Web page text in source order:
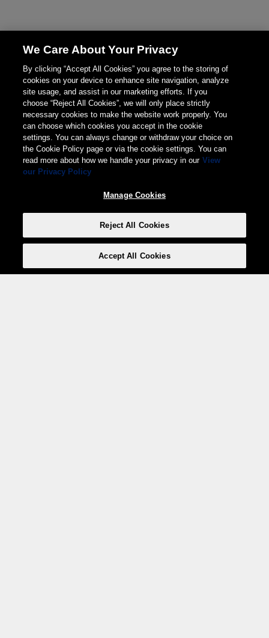
We Care About Your Privacy
By clicking “Accept All Cookies” you agree to the storing of
cookies on your device to enhance site navigation, analyze
site usage, and assist in our marketing efforts. If you
choose “Reject All Cookies”, we will only place strictly
necessary cookies to make the website work properly. You
can choose which cookies you accept in the cookie
settings. You can always change or withdraw your choice on
the Cookie Policy page or via the cookie settings. You can
read more about how we handle your privacy in our View
our Privacy Policy
Manage Cookies
Reject All Cookies
Accept All Cookies